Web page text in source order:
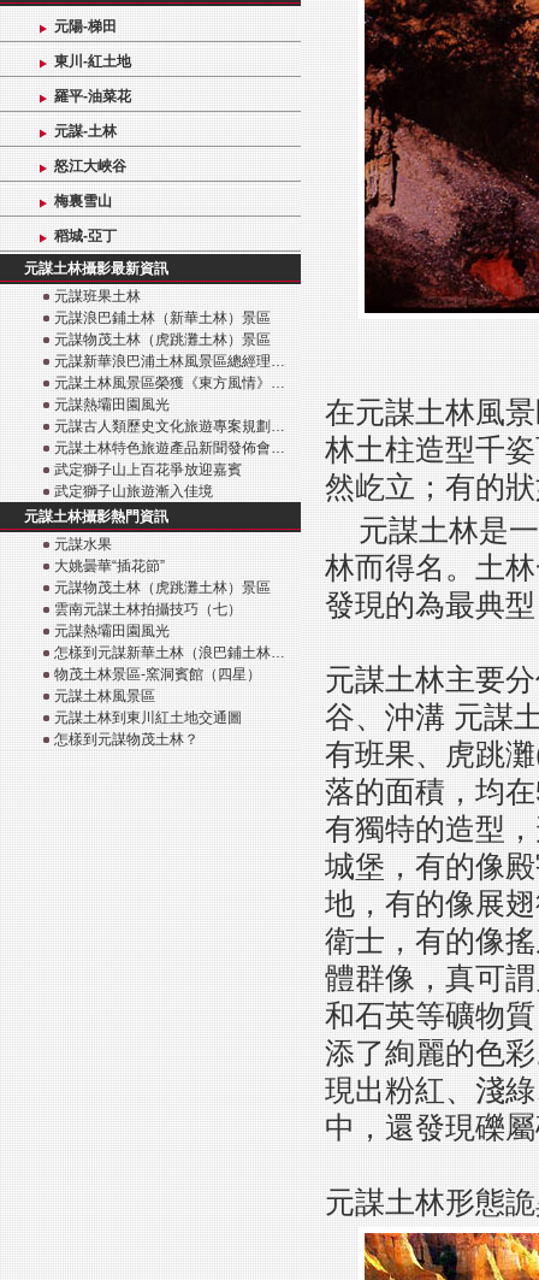
元陽-梯田
東川-紅土地
羅平-油菜花
元謀-土林
怒江大峽谷
梅裏雪山
稻城-亞丁
元謀土林攝影最新資訊
元謀班果土林
元謀浪巴鋪土林（新華土林）景區
元謀物茂土林（虎跳灘土林）景區
元謀新華浪巴浦土林風景區總經理…
元謀土林風景區榮獲《東方風情》…
元謀熱壩田園風光
元謀古人類歷史文化旅遊專案規劃…
元謀土林特色旅遊產品新聞發佈會…
武定獅子山上百花爭放迎嘉賓
武定獅子山旅遊漸入佳境
元謀土林攝影熱門資訊
元謀水果
大姚曇華“插花節”
元謀物茂土林（虎跳灘土林）景區
雲南元謀土林拍攝技巧（七）
元謀熱壩田園風光
怎樣到元謀新華土林（浪巴鋪土林…
物茂土林景區-窯洞賓館（四星）
元謀土林風景區
元謀土林到東川紅土地交通圖
怎樣到元謀物茂土林？
在元謀土林風
林土柱造型千
然屹立；有的
元謀土林是
林而得名。土
發現的為最典
元謀土林主要
谷、沖溝 元謀
有班果、虎跳
落的面積，均
有獨特的造型
城堡，有的像
地，有的像展
衛士，有的像
體群像，真可
和石英等礦物
添了絢麗的色
現出粉紅、淺
中，還發現礫
元謀土林形態